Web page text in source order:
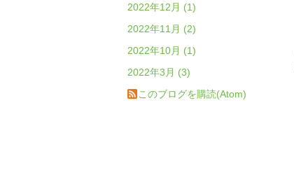
2022年12月 (1)
2022年11月 (2)
2022年10月 (1)
2022年3月 (3)
このブログを購読(Atom)